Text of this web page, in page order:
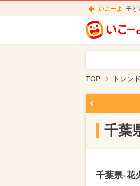
いこーよ 子ど
TOP トレンド
千葉
千葉県×花